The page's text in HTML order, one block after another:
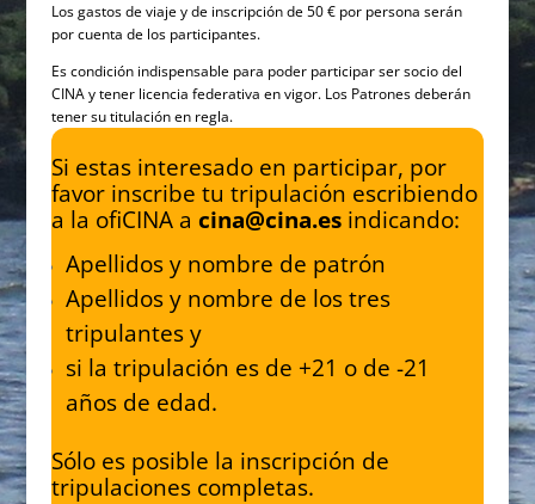
Los gastos de viaje y de inscripción de 50 € por persona serán
por cuenta de los participantes.
Es condición indispensable para poder participar ser socio del
CINA y tener licencia federativa en vigor. Los Patrones deberán
tener su titulación en regla.
Si estas interesado en participar, por
favor inscribe tu tripulación escribiendo
a la ofiCINA a cina@cina.esindicando:
Apellidos y nombre de patrón
Apellidos y nombre de los tres
tripulantes y
si la tripulación es de +21 o de -21
años de edad.
Sólo es posible la inscripción de
tripulaciones completas.